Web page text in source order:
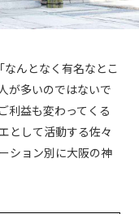
んとなく有名なとこ
が多いのではないで
利益も変わってくる
として活動する佐々
ション別に大阪の神